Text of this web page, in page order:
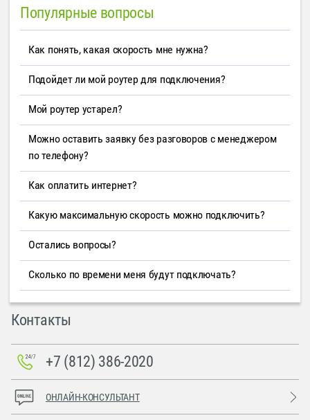
Популярные вопросы
Как понять, какая скорость мне нужна?
Подойдет ли мой роутер для подключения?
Мой роутер устарел?
Можно оставить заявку без разговоров с менеджером
по телефону?
Как оплатить интернет?
Какую максимальную скорость можно подключить?
Остались вопросы?
Сколько по времени меня будут подключать?
Контакты
+7 (812) 386-2020
ОНЛАЙН-КОНСУЛЬТАНТ